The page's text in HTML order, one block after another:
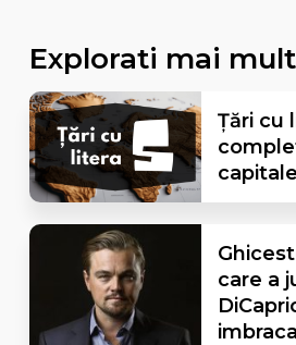
Explorati mai
Țări cu
care a